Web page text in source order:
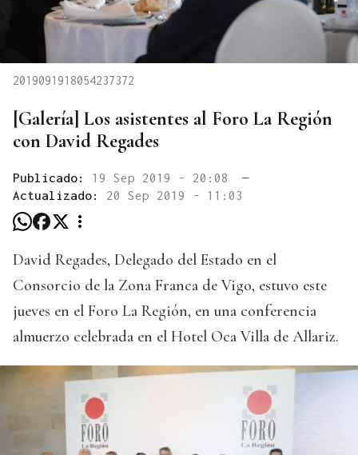
2019091918054237372
[Galería] Los asistentes al Foro La Región
con David Regades
Publicado: 19 Sep 2019 - 20:08
—
Actualizado: 20 Sep 2019 - 11:03
David Regades, Delegado del Estado en el
Consorcio de la Zona Franca de Vigo, estuvo este
jueves en el Foro La Región, en una conferencia
almuerzo celebrada en el Hotel Oca Villa de Allariz.